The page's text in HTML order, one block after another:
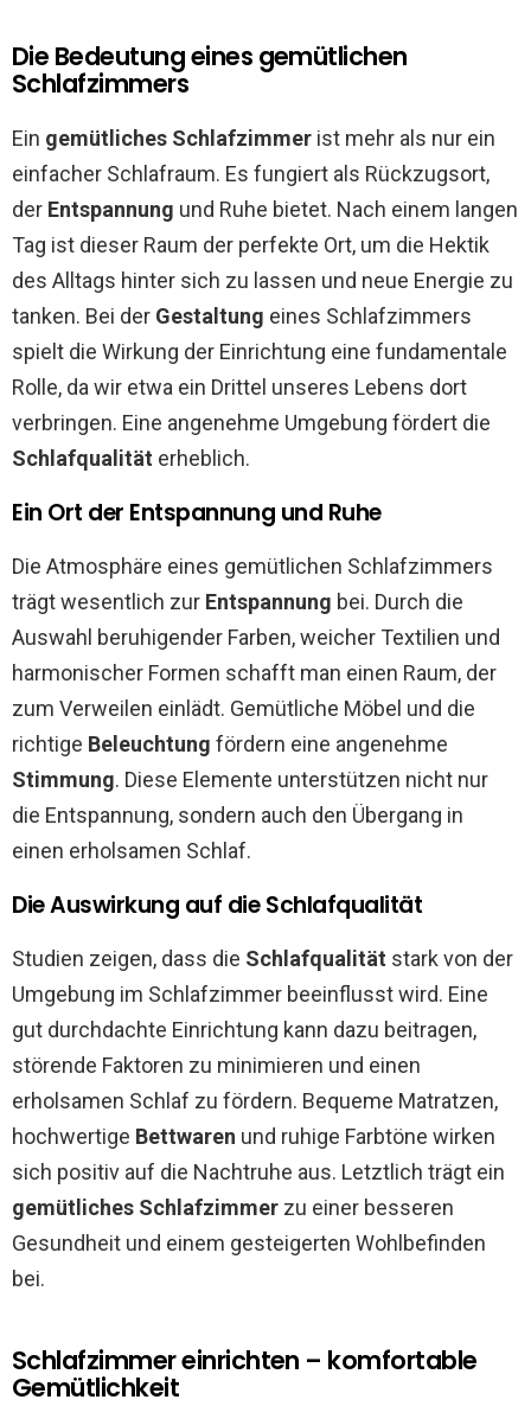
Die Bedeutung eines gemütlichen
Schlafzimmers
Ein gemütliches Schlafzimmer ist mehr als nur ein
einfacher Schlafraum. Es fungiert als Rückzugsort,
der Entspannung und Ruhe bietet. Nach einem langen
Tag ist dieser Raum der perfekte Ort, um die Hektik
des Alltags hinter sich zu lassen und neue Energie zu
tanken. Bei der Gestaltung eines Schlafzimmers
spielt die Wirkung der Einrichtung eine fundamentale
Rolle, da wir etwa ein Drittel unseres Lebens dort
verbringen. Eine angenehme Umgebung fördert die
Schlafqualität erheblich.
Ein Ort der Entspannung und Ruhe
Die Atmosphäre eines gemütlichen Schlafzimmers
trägt wesentlich zur Entspannung bei. Durch die
Auswahl beruhigender Farben, weicher Textilien und
harmonischer Formen schafft man einen Raum, der
zum Verweilen einlädt. Gemütliche Möbel und die
richtige Beleuchtung fördern eine angenehme
Stimmung. Diese Elemente unterstützen nicht nur
die Entspannung, sondern auch den Übergang in
einen erholsamen Schlaf.
Die Auswirkung auf die Schlafqualität
Studien zeigen, dass die Schlafqualität stark von der
Umgebung im Schlafzimmer beeinflusst wird. Eine
gut durchdachte Einrichtung kann dazu beitragen,
störende Faktoren zu minimieren und einen
erholsamen Schlaf zu fördern. Bequeme Matratzen,
hochwertige Bettwaren und ruhige Farbtöne wirken
sich positiv auf die Nachtruhe aus. Letztlich trägt ein
gemütliches Schlafzimmer zu einer besseren
Gesundheit und einem gesteigerten Wohlbefinden
bei.
Schlafzimmer einrichten – komfortable
Gemütlichkeit